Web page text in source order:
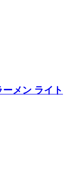
メン ライト